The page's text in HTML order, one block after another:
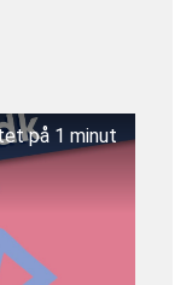
på 1 minut